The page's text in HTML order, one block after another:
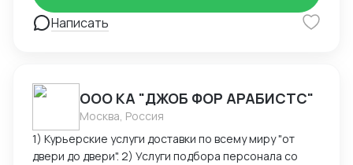
Написать
ООО КА "ДЖОБ ФОР АРАБИСТС"
Москва, Россия
1) Курьерские услуги доставки по всему миру "от
двери до двери". 2) Услуги подбора персонала со